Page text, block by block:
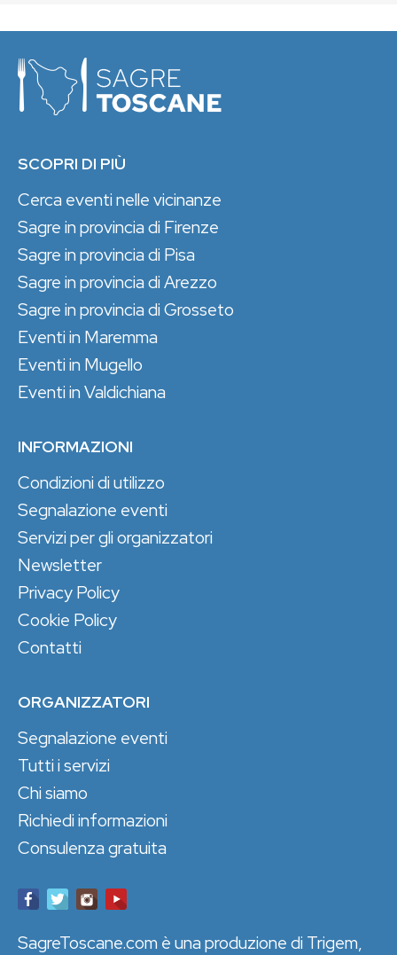
SCOPRI DI PIÙ
Cerca eventi nelle vicinanze
Sagre in provincia di Firenze
Sagre in provincia di Pisa
Sagre in provincia di Arezzo
Sagre in provincia di Grosseto
Eventi in Maremma
Eventi in Mugello
Eventi in Valdichiana
INFORMAZIONI
Condizioni di utilizzo
Segnalazione eventi
Servizi per gli organizzatori
Newsletter
Privacy Policy
Cookie Policy
Contatti
ORGANIZZATORI
Segnalazione eventi
Tutti i servizi
Chi siamo
Richiedi informazioni
Consulenza gratuita
SagreToscane.com è una produzione di Trigem,